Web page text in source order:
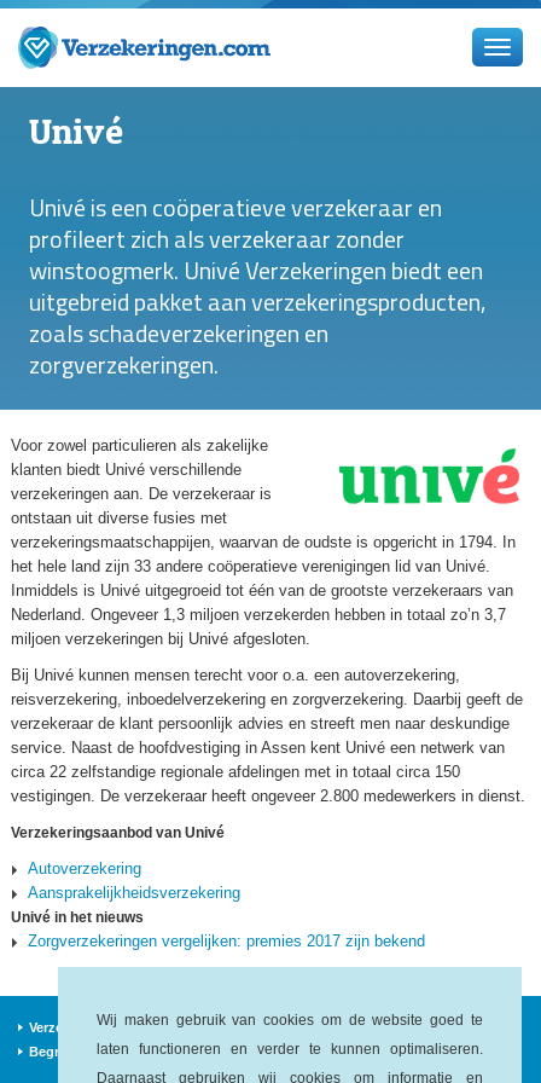
Wij maken gebruik van cookies om de website goed te
laten functioneren en verder te kunnen optimaliseren.
Daarnaast gebruiken wij cookies om informatie en
Univé
Univé is een coöperatieve verzekeraar en
profileert zich als verzekeraar zonder
winstoogmerk. Univé Verzekeringen biedt een
uitgebreid pakket aan verzekeringsproducten,
zoals schadeverzekeringen en
zorgverzekeringen.
Voor zowel particulieren als zakelijke
klanten biedt Univé verschillende
verzekeringen aan. De verzekeraar is
ontstaan uit diverse fusies met
verzekeringsmaatschappijen, waarvan de oudste is opgericht in 1794. In
het hele land zijn 33 andere coöperatieve verenigingen lid van Univé.
Inmiddels is Univé uitgegroeid tot één van de grootste verzekeraars van
Nederland. Ongeveer 1,3 miljoen verzekerden hebben in totaal zo’n 3,7
miljoen verzekeringen bij Univé afgesloten.
Bij Univé kunnen mensen terecht voor o.a. een autoverzekering,
reisverzekering, inboedelverzekering en zorgverzekering. Daarbij geeft de
verzekeraar de klant persoonlijk advies en streeft men naar deskundige
service. Naast de hoofdvestiging in Assen kent Univé een netwerk van
circa 22 zelfstandige regionale afdelingen met in totaal circa 150
vestigingen. De verzekeraar heeft ongeveer 2.800 medewerkers in dienst.
Verzekeringsaanbod van Univé
Autoverzekering
Aansprakelijkheidsverzekering
Univé in het nieuws
Zorgverzekeringen vergelijken: premies 2017 zijn bekend
Verzekeraars Nieuws
Veelgestelde vragen
Begrippen
Sitemap